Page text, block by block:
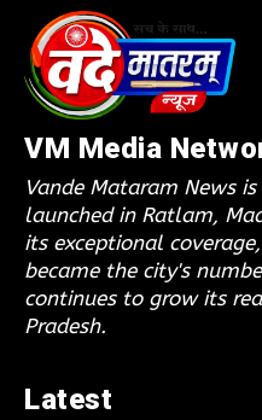
VM Media
Vande Mataram News
launched in Ratlam,
its exceptional
became the city's
continues to grow its
Pradesh.
Latest